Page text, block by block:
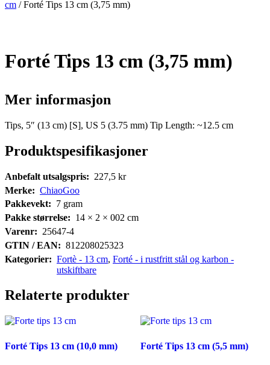
cm / Forté Tips 13 cm (3,75 mm)
Forté Tips 13 cm (3,75 mm)
Mer informasjon
Tips, 5″ (13 cm) [S], US 5 (3.75 mm) Tip Length: ~12.5 cm
Produktspesifikasjoner
Anbefalt utsalgspris: 227,5 kr
Merke: ChiaoGoo
Pakkevekt: 7 gram
Pakke størrelse: 14 × 2 × 002 cm
Varenr: 25647-4
GTIN / EAN: 812208025323
Kategorier: Fortè - 13 cm, Forté - i rustfritt stål og karbon -
utskiftbare
Relaterte produkter
Forté Tips 13 cm (10,0 mm) Forté Tips 13 cm (5,5 mm)